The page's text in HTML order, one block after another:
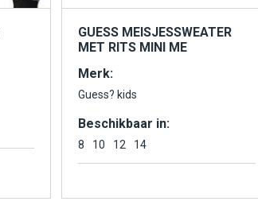
GUESS MEISJESSWEATER
MET RITS MINI ME
Merk:
Guess? kids
Beschikbaar in:
8 10 12 14